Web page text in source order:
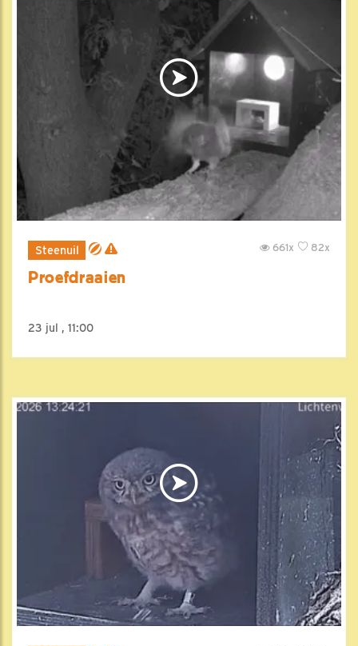
Steenuil 82x
661x
Proefdraaien
23 jul , 11:00